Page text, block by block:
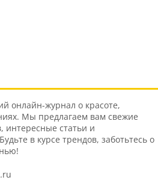
онлайн-журнал о красоте,
Мы предлагаем вам свежие
интересные статьи и
в курсе трендов, заботьтесь о